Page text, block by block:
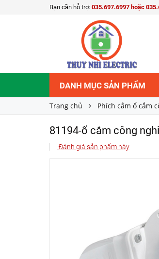
Bạn cần hỗ trợ: 035.697.6997 hoặc
DANH MỤC SẢN PHẨM
Trang chủ Phích cắm ổ cắm
81194-ổ cắm công
Đánh giá sản phẩm này
81194-ổ cắm công nghiệp
Giá bán: 5.511.000₫